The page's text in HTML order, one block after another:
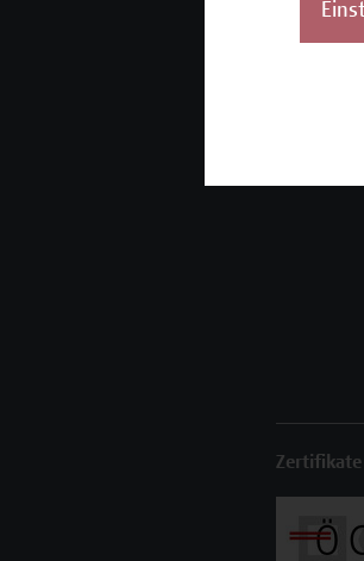
Unser
Zertifikate